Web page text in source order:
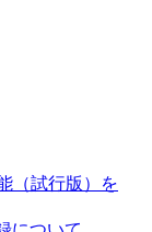
（試行版）を